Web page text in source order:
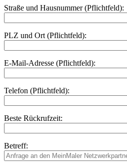
Straße und Hausnummer (Pflichtfeld):
PLZ und Ort (Pflichtfeld):
E-Mail-Adresse (Pflichtfeld):
Telefon (Pflichtfeld):
Beste Rückrufzeit:
Betreff: